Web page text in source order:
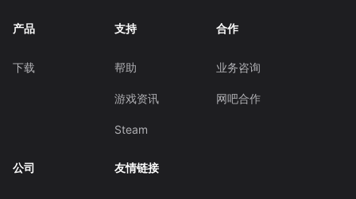
产品
下载
支持
帮助
游戏资讯
Steam
合作
业务咨询
网吧合作
公司 友情链接